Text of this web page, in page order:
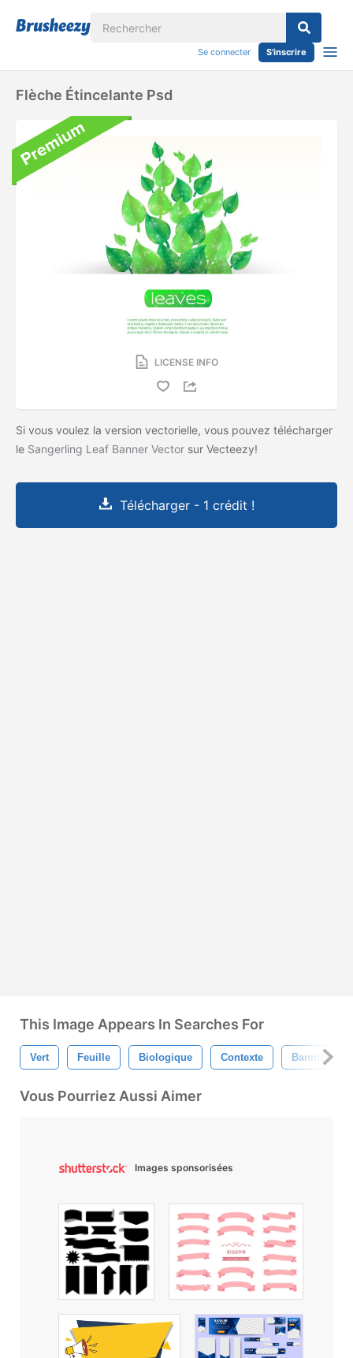
Se connecter S'inscrire
Flèche Étincelante Psd
LICENSE INFO
Si vous voulez la version vectorielle, vous pouvez télécharger
le Sangerling Leaf Banner Vector sur Vecteezy!
Télécharger - 1 crédit !
This Image Appears In Searches For
Vert Feuille Biologique Contexte Bannière
Vous Pourriez Aussi Aimer
Images sponsorisées